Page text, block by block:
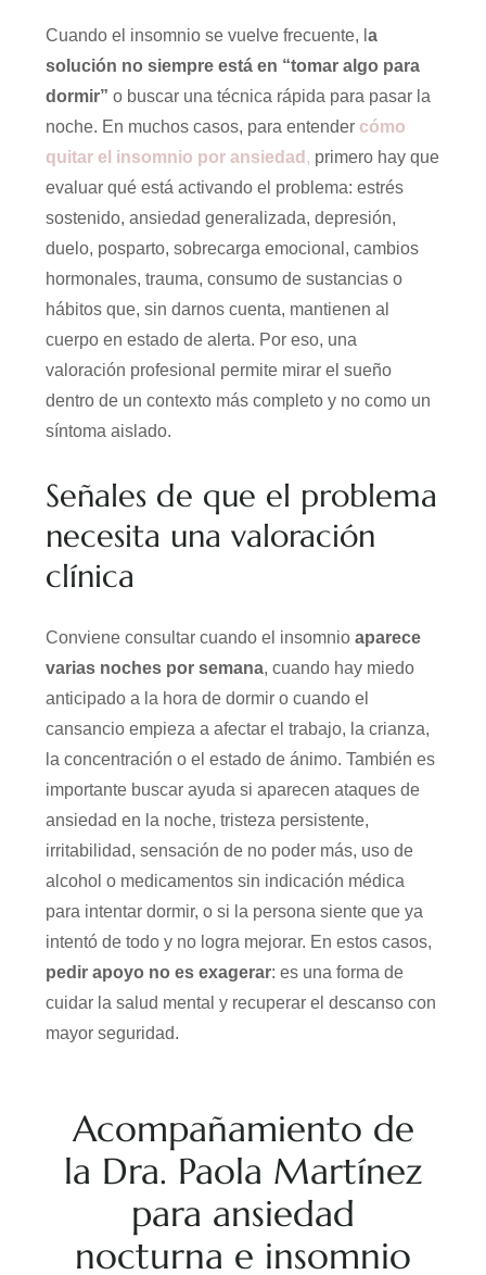
Cuando el insomnio se vuelve frecuente, l a
solución no siempre está en “tomar algo para
dormir” o buscar una técnica rápida para pasar la
noche. En muchos casos, para entender cómo
quitar el insomnio por ansiedad , primero hay que
evaluar qué está activando el problema: estrés
sostenido, ansiedad generalizada, depresión,
duelo, posparto, sobrecarga emocional, cambios
hormonales, trauma, consumo de sustancias o
hábitos que, sin darnos cuenta, mantienen al
cuerpo en estado de alerta. Por eso, una
valoración profesional permite mirar el sueño
dentro de un contexto más completo y no como un
síntoma aislado.
Señales de que el problema
necesita una valoración
clínica
Conviene consultar cuando el insomnio aparece
varias noches por semana, cuando hay miedo
anticipado a la hora de dormir o cuando el
cansancio empieza a afectar el trabajo, la crianza,
la concentración o el estado de ánimo. También es
importante buscar ayuda si aparecen ataques de
ansiedad en la noche, tristeza persistente,
irritabilidad, sensación de no poder más, uso de
alcohol o medicamentos sin indicación médica
para intentar dormir, o si la persona siente que ya
intentó de todo y no logra mejorar. En estos casos,
pedir apoyo no es exagerar: es una forma de
cuidar la salud mental y recuperar el descanso con
mayor seguridad.
Acompañamiento de
la Dra. Paola Martínez
para ansiedad
nocturna e insomnio